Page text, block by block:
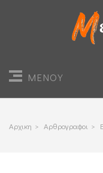
ΜΕΝΟΥ
Αρχικη > Αρθρογραφοι >